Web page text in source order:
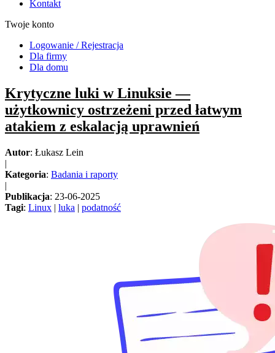
Kontakt
Twoje konto
Logowanie / Rejestracja
Dla firmy
Dla domu
Krytyczne luki w Linuksie —
użytkownicy ostrzeżeni przed łatwym
atakiem z eskalacją uprawnień
Autor: Łukasz Lein
|
Kategoria: Badania i raporty
|
Publikacja: 23-06-2025
Tagi: Linux | luka | podatność